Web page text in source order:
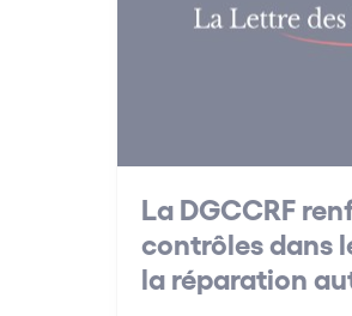
La DGCCRF
contrôles dans
la réparation